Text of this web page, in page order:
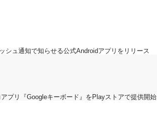
シュ通知で知らせる公式Androidアプリをリリース
プリ『Googleキーボード』をPlayストアで提供開始